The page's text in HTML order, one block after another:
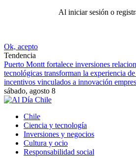
Al iniciar sesión o
Ok, acepto
Tendencia
Puerto Montt fortalece inversiones
tecnológicas transforman la experiencia
incentivos vinculados a innovación
sábado, agosto 8
Chile
Ciencia y tecnología
Inversiones y negocios
Cultura y ocio
Responsabilidad social